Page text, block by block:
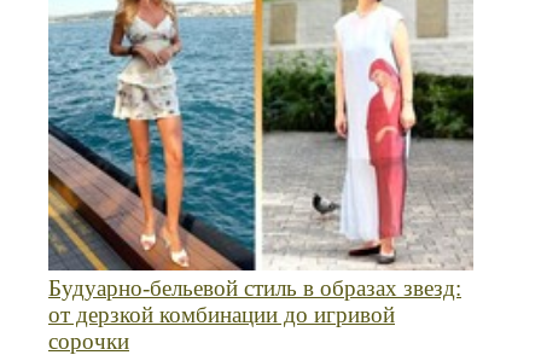
Будуарно‑бельевой стиль в образах звезд:
от дерзкой комбинации до игривой
сорочки